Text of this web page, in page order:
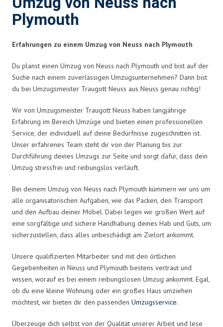
Plymouth
Erfahrungen zu einem Umzug von Neuss nach Plymouth
Du planst einen Umzug von Neuss nach Plymouth und bist auf der
Suche nach einem zuverlässigen Umzugsunternehmen? Dann bist
du bei Umzugsmeister Traugott Neuss aus Neuss genau richtig!
Wir von Umzugsmeister Traugott Neuss haben langjährige
Erfahrung im Bereich Umzüge und bieten einen professionellen
Service, der individuell auf deine Bedürfnisse zugeschnitten ist.
Unser erfahrenes Team steht dir von der Planung bis zur
Durchführung deines Umzugs zur Seite und sorgt dafür, dass dein
Umzug stressfrei und reibungslos verläuft.
Bei deinem Umzug von Neuss nach Plymouth kümmern wir uns um
alle organisatorischen Aufgaben, wie das Packen, den Transport
und den Aufbau deiner Möbel. Dabei legen wir großen Wert auf
eine sorgfältige und sichere Handhabung deines Hab und Guts, um
sicherzustellen, dass alles unbeschädigt am Zielort ankommt.
Unsere qualifizierten Mitarbeiter sind mit den örtlichen
Gegebenheiten in Neuss und Plymouth bestens vertraut und
wissen, worauf es bei einem reibungslosen Umzug ankommt. Egal,
ob du eine kleine Wohnung oder ein großes Haus umziehen
möchtest, wir bieten dir den passenden Umzugsservice.
Überzeuge dich selbst von der Qualität unserer Arbeit und lese